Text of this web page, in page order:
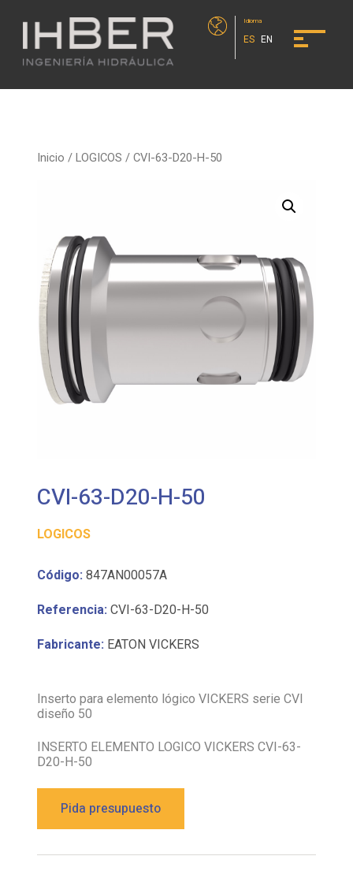
Idioma
ES EN
Inicio /LOGICOS / CVI-63-D20-H-50
CVI-63-D20-H-50
LOGICOS
Código: 847AN00057A
Referencia: CVI-63-D20-H-50
Fabricante: EATON VICKERS
Inserto para elemento lógico VICKERS serie CVI
diseño 50
INSERTO ELEMENTO LOGICO VICKERS CVI-63-
D20-H-50
Pida presupuesto